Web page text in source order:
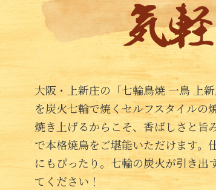
大阪・上新庄の「七輪鳥焼 一鳥 上
を炭火七輪で焼くセルフスタイルの
焼き上げるからこそ、香ばしさと旨
で本格焼鳥をご堪能いただけます。
にもぴったり。七輪の炭火が引き出
てください！